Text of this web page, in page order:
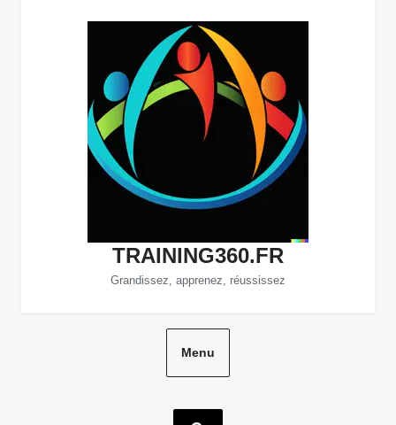
TRAINING360.FR
Grandissez, apprenez, réussissez
Menu